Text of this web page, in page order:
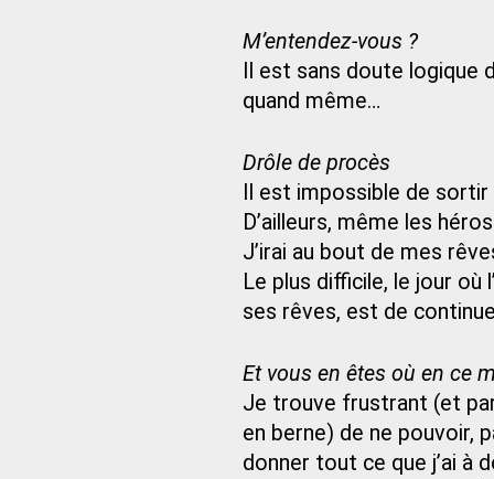
M’entendez-vous ?
Il est sans doute logique
quand même…
Drôle de procès
Il est impossible de
D’ailleurs, même les
J’irai au bout de mes
Le plus difficile, le jour où
ses rêves, est de
Et vous en êtes où en ce
Je trouve frustrant (et
en berne) de ne pouvoir,
donner tout ce que j’ai à